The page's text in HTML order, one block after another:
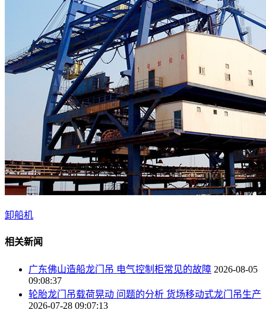
卸船机
相关新闻
广东佛山造船龙门吊 电气控制柜常见的故障 2026-08-05
09:08:37
轮胎龙门吊载荷晃动 问题的分析 货场移动式龙门吊生产
2026-07-28 09:07:13